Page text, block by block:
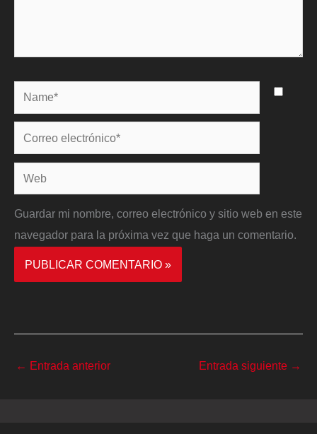
Name*
Correo
electrónico*
Web
Guardar mi nombre, correo electrónico y sitio web en este
navegador para la próxima vez que haga un comentario.
← Entrada anterior Entrada siguiente →